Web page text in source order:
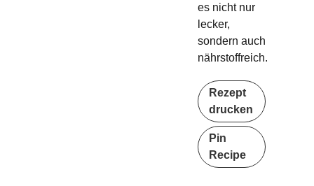
es nicht nur
lecker,
sondern auch
nährstoffreich.
Rezept
drucken
Pin
Recipe